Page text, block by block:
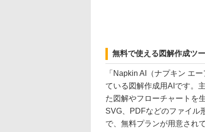
無料で使える図解作成ツ
「Napkin AI（ナプキン エ
ている図解作成用AIです。
た図解やフローチャートを
SVG、PDFなどのファイル
で、無料プランが用意され